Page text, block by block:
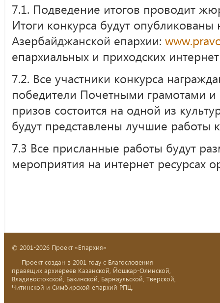
7.1. Подведение итогов проводит
Итоги конкурса будут опубликованы
Азербайджанской епархии:
епархиальных и приходских
7.2. Все участники конкурса
победители Почетными грамотами
призов состоится на одной из
будут представлены лучшие работы
7.3 Все присланные работы будут
мероприятия на интернет ресурсах
© 2001-2026 Проект «Епархия»
Проект создан в 2001 году с Благословения
правящих архиереев Казанской, Йошкар-Олинской,
Владивостокской, Бакинской, Барнаульской, Тверской,
Читинской и Симбирской епархий РПЦ.